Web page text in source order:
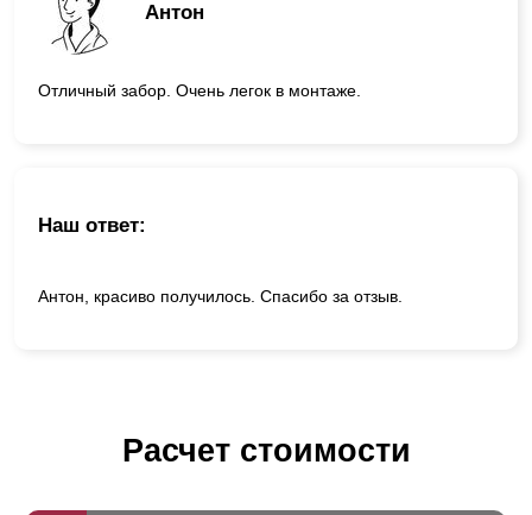
Антон
Отличный забор. Очень легок в монтаже.
Наш ответ:
Антон, красиво получилось. Спасибо за отзыв.
Расчет стоимости